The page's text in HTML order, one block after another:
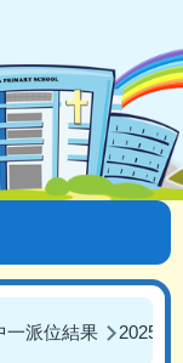
一派位結果 2025-